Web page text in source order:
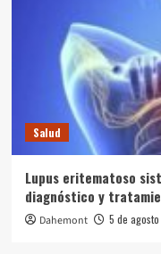
Salud
Lupus eritematoso
diagnóstico y
Dahemont 5 de